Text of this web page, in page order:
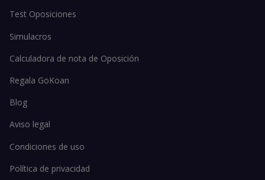
Test Oposiciones
Simulacros
Calculadora de nota de Oposición
Regala GoKoan
Blog
Aviso legal
Condiciones de uso
Política de privacidad